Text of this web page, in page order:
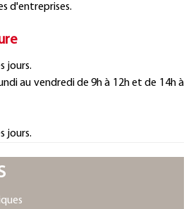
d'entreprises.
jours.
au vendredi de 9h à 12h et de 14h à
jours.